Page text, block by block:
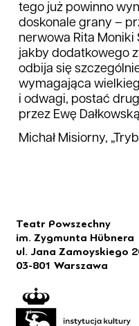
tego już powinno
doskonale grany –
nerwowa Rita Moniki
jakby dodatkowego
odbija się
wymagająca
i odwagi, postać
przez Ewę
Michał Misiorny,
Teatr Powszechny
im. Zygmunta Hübnera
ul. Jana Zamoyskiego
03-801 Warszawa